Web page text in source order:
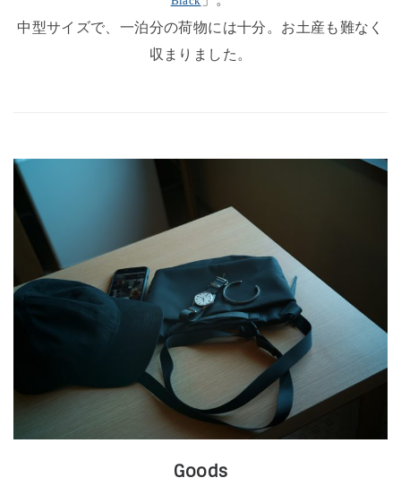
中型サイズで、一泊分の荷物には十分。お土産も難なく
収まりました。
Goods